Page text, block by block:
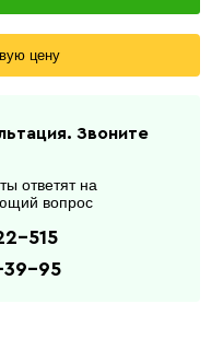
цену
Звоните
ответят на
вопрос
515
39-95